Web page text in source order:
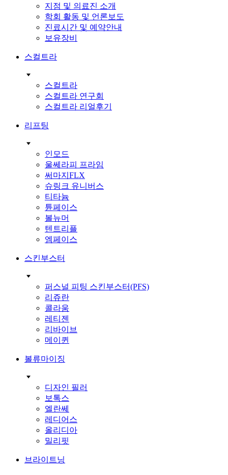
지점 및 의료진 소개
학회 활동 및 언론보도
진료시간 및 예약안내
보유장비
스컬트라
스컬트라
스컬트라 연구회
스컬트라 리얼후기
리프팅
인모드
울쎄라피 프라임
써마지FLX
슈링크 유니버스
티타늄
튠페이스
볼뉴머
텐트리플
엠페이스
스킨부스터
퍼스널 피팅 스킨부스터(PFS)
리쥬란
콜라움
레티젠
리바이브
메이퀸
볼류마이징
디자인 필러
보톡스
엘란쎄
레디어스
올리디아
밀리핏
브라이트닝